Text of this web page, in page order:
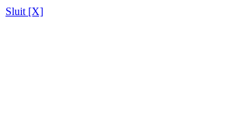
Sluit [X]